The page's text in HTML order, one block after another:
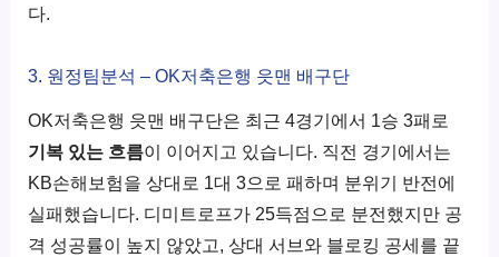
다.
3. 원정팀분석 – OK저축은행 읏맨 배구단
OK저축은행 읏맨 배구단은 최근 4경기에서 1승 3패로
기복 있는 흐름이 이어지고 있습니다. 직전 경기에서는
KB손해보험을 상대로 1대 3으로 패하며 분위기 반전에
실패했습니다. 디미트로프가 25득점으로 분전했지만 공
격 성공률이 높지 않았고, 상대 서브와 블로킹 공세를 끝